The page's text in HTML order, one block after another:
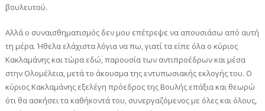
βουλευτού.
Αλλά ο συναισθηματισμός δεν μου επέτρεψε να απουσιάσω από αυτή
τη μέρα. Ήθελα ελάχιστα λόγια να πω, γιατί τα είπε όλα ο κύριος
Κακλαμάνης και τώρα εδώ, παρουσία των αντιπροέδρων και μέσα
στην Ολομέλεια, μετά το άκουσμα της εντυπωσιακής εκλογής του. Ο
κύριος Κακλαμάνης εξελέγη πρόεδρος της Βουλής επάξια και θεωρώ
ότι θα ασκήσει τα καθήκοντά του, συνεργαζόμενος με όλες και όλους,